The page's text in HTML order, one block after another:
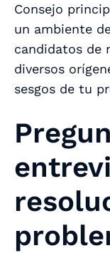
Consejo
un ambiente
candidatos de
diversos
sesgos de tu